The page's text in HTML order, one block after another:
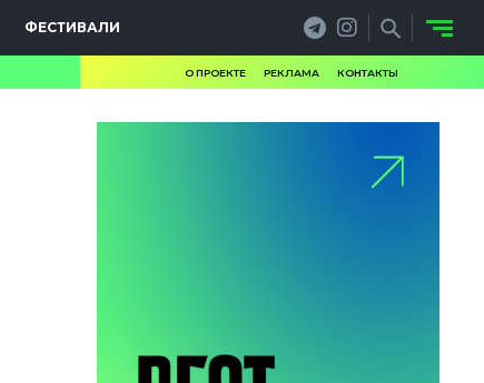
ФЕСТИВАЛИ
О ПРОЕКТЕ РЕКЛАМА КОНТАКТЫ